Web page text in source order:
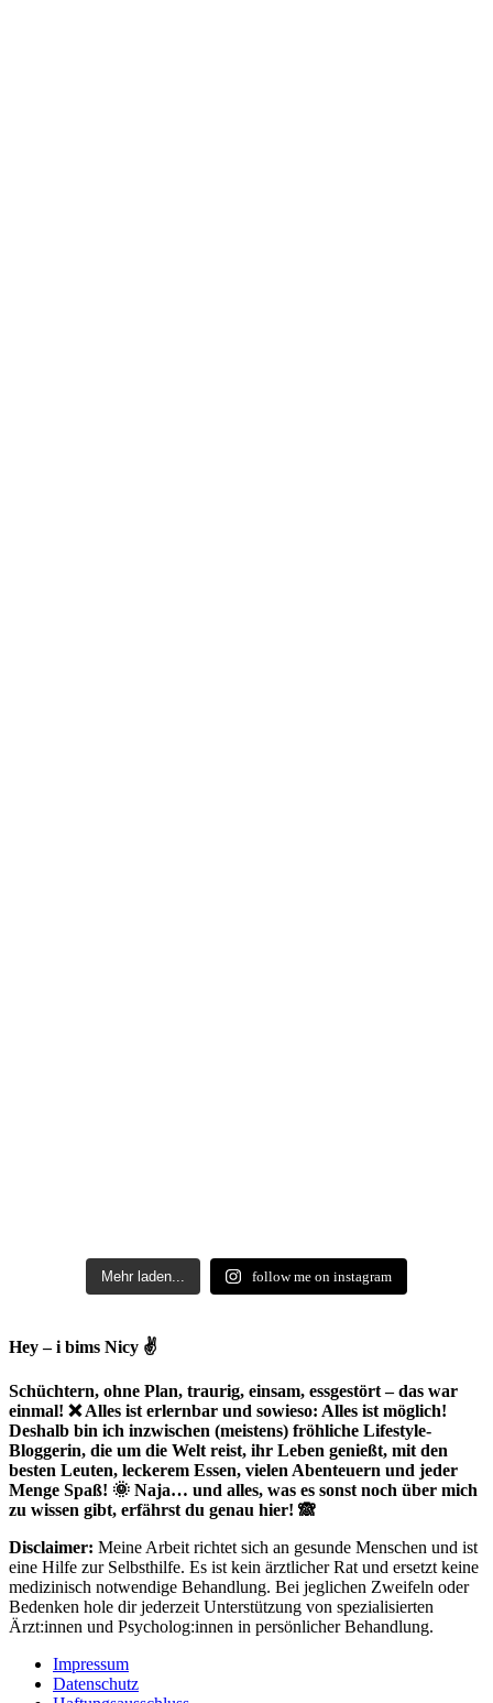
Mehr laden... follow me on instagram
Hey – i bims Nicy ✌
Schüchtern, ohne Plan, traurig, einsam, essgestört – das war
einmal! ❌ Alles ist erlernbar und sowieso: Alles ist möglich!
Deshalb bin ich inzwischen (meistens) fröhliche Lifestyle-
Bloggerin, die um die Welt reist, ihr Leben genießt, mit den
besten Leuten, leckerem Essen, vielen Abenteuern und jeder
Menge Spaß! 🌞 Naja… und alles, was es sonst noch über mich
zu wissen gibt, erfährst du genau hier! 🙈
Disclaimer: Meine Arbeit richtet sich an gesunde Menschen und ist
eine Hilfe zur Selbsthilfe. Es ist kein ärztlicher Rat und ersetzt keine
medizinisch notwendige Behandlung. Bei jeglichen Zweifeln oder
Bedenken hole dir jederzeit Unterstützung von spezialisierten
Ärzt:innen und Psycholog:innen in persönlicher Behandlung.
Impressum
Datenschutz